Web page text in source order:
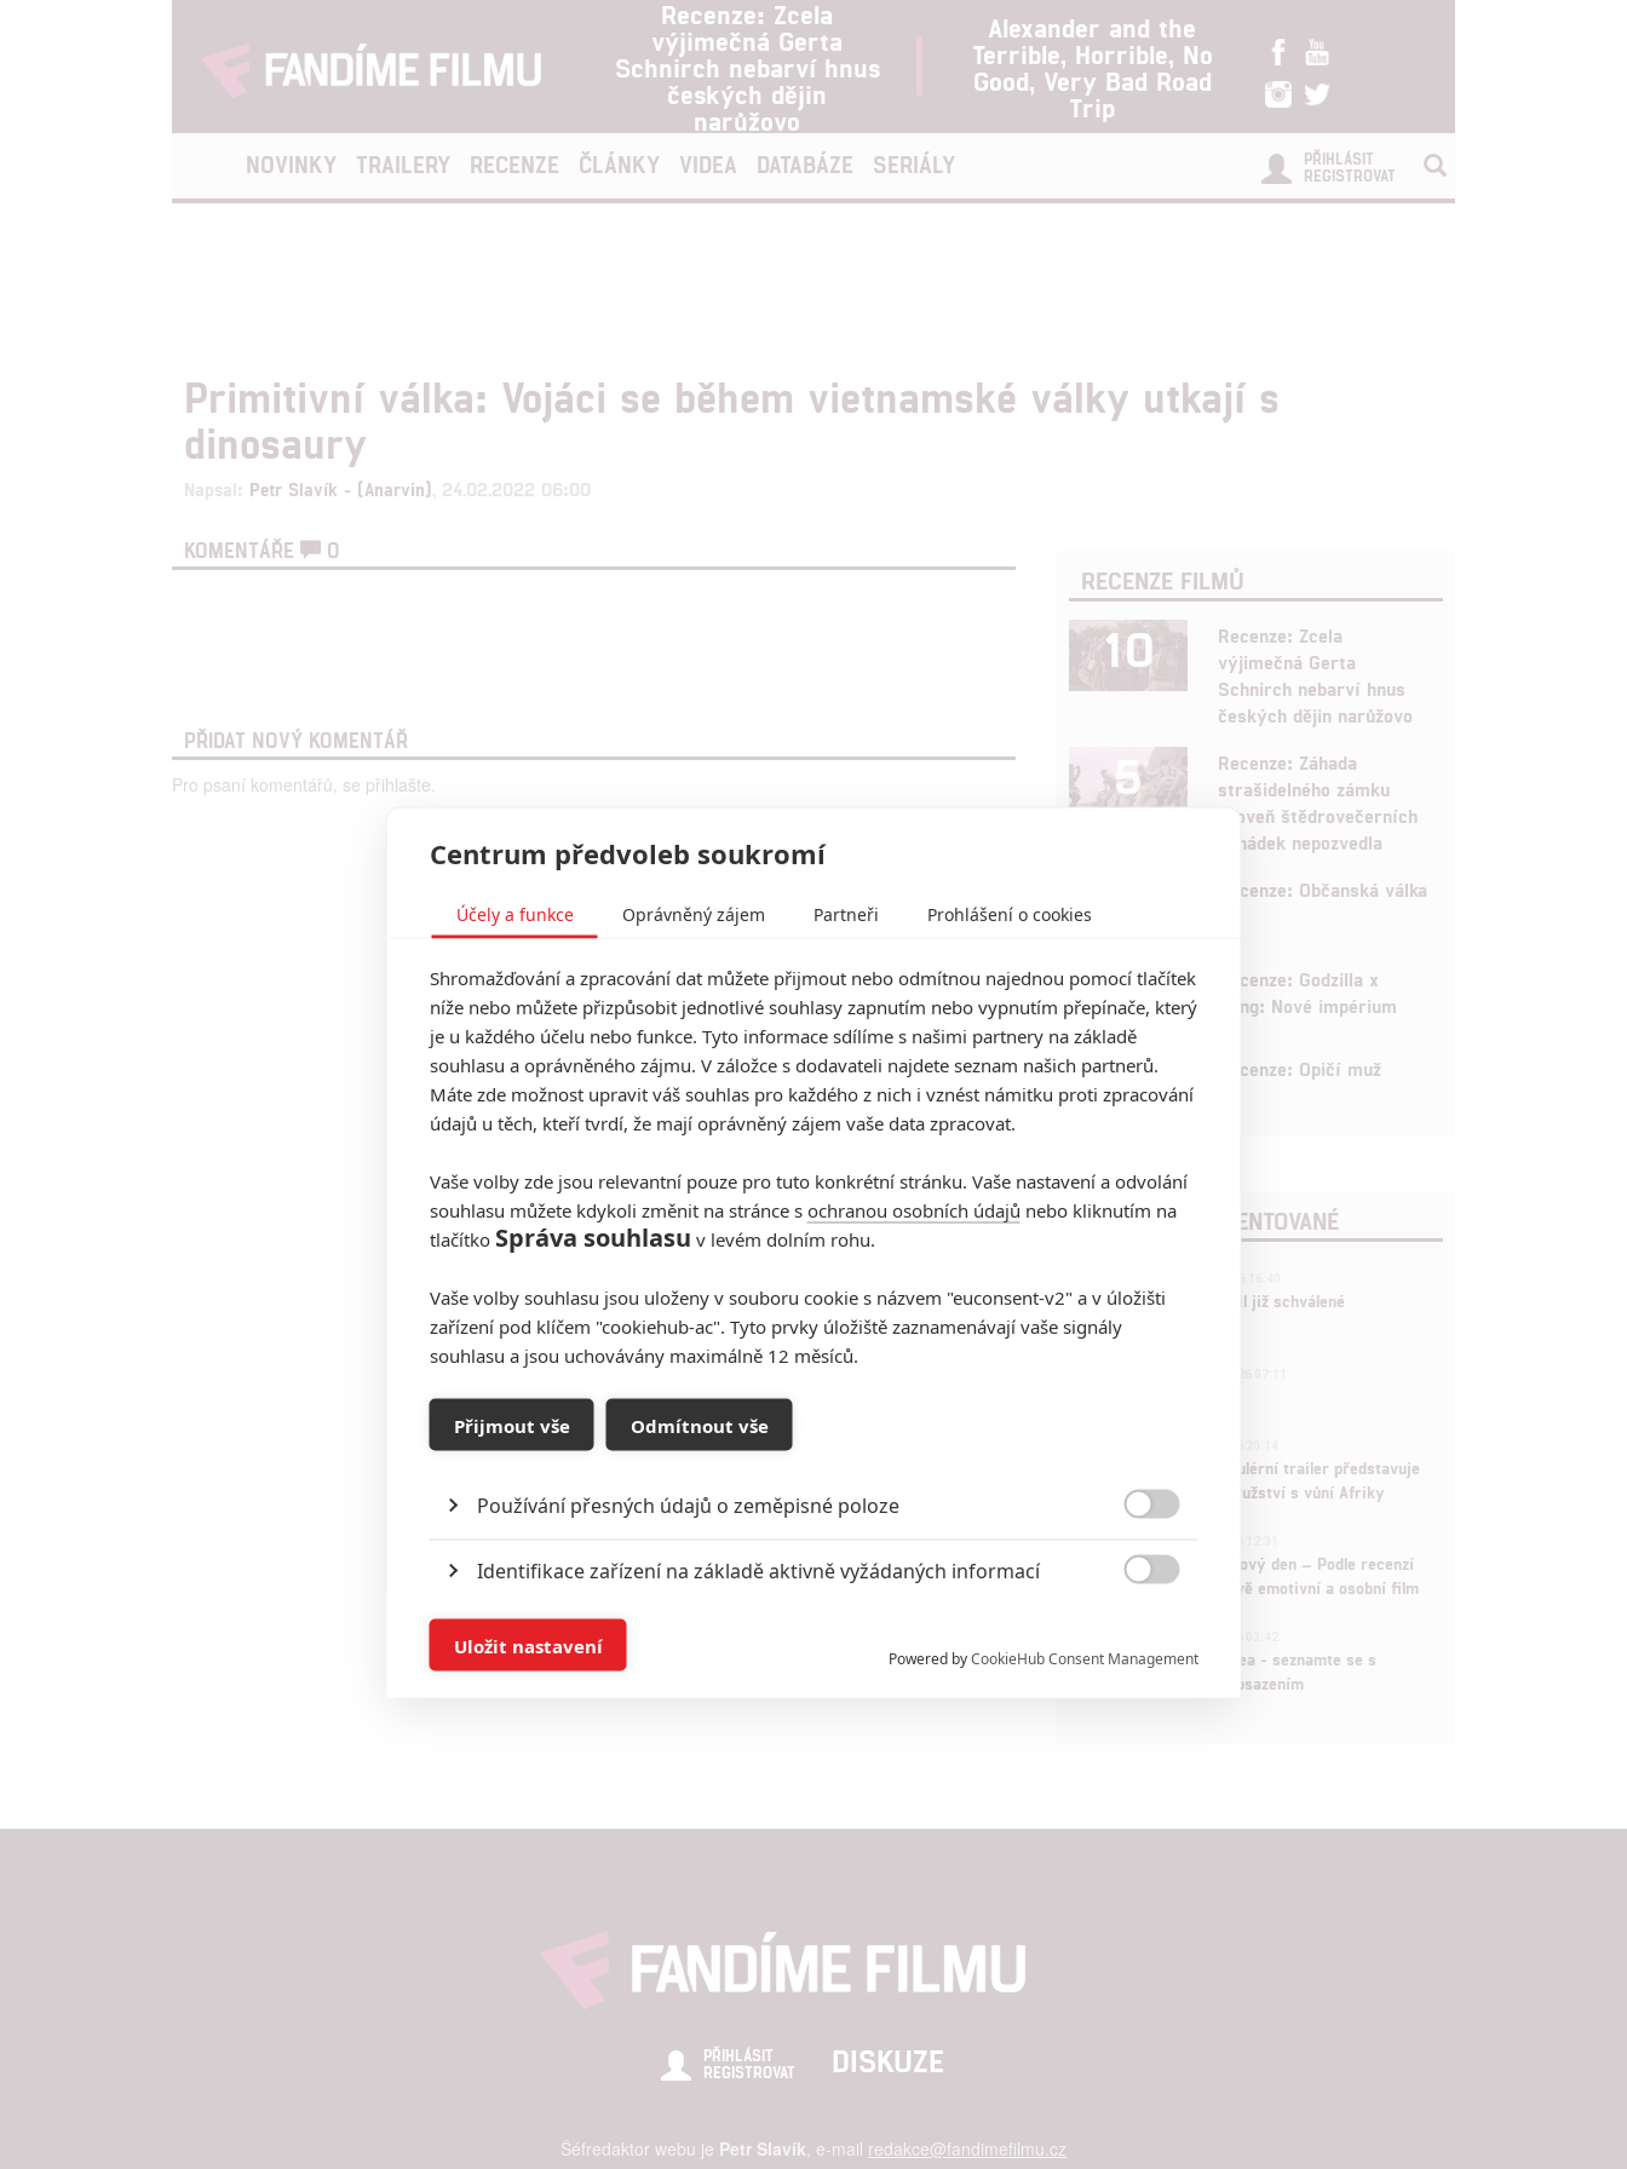
Recenze: Zcela
výjimečná Gerta
Schnirch nebarví hnus
českých dějin
narůžovo
Alexander and the
Terrible, Horrible, No
Good, Very Bad Road
Trip
NOVINKY TRAILERY RECENZE ČLÁNKY VIDEA DATABÁZE SERIÁLY
PŘIHLÁSIT
REGISTROVAT
Primitivní válka: Vojáci se během vietnamské války utkají s
dinosaury
Napsal: Petr Slavík - (Anarvin) , 24.02.2022 06:00
KOMENTÁŘE 0
PŘIDAT NOVÝ KOMENTÁŘ
Pro psaní komentářů, se přihlašte.
RECENZE FILMŮ
10
Recenze: Zcela
výjimečná Gerta
Schnirch nebarví hnus
českých dějin narůžovo
5
Recenze: Záhada
strašidelného zámku
úroveň štědrovečerních
pohádek nepozvedla
Recenze: Občanská válka
6
Recenze: Godzilla x
Kong: Nové impérium
8 Recenze: Opičí muž
POSLEDNÍ KOMENTOVANÉ
Marvel nečekaně zrušil již schválené
pokračování
Děti krve a kostí: Regulérní trailer představuje
akční fantasy dobrodružství s vůní Afriky
Spider-Man: Zbrusu nový den – Podle recenzí
máme čekat překvapivě emotivní a osobní film
Velké preview: Odyssea - seznamte se s
maximálně nabitým obsazením
PŘIHLÁSIT
REGISTROVAT
DISKUZE
Šéfredaktor webu je Petr Slavík , e-mail redakce@fandimefilmu.cz
Centrum předvoleb soukromí
Účely a funkce Oprávněný zájem Partneři Prohlášení o cookies
Shromažďování a zpracování dat můžete přijmout nebo odmítnou najednou pomocí tlačítek
níže nebo můžete přizpůsobit jednotlivé souhlasy zapnutím nebo vypnutím přepínače, který
je u každého účelu nebo funkce. Tyto informace sdílíme s našimi partnery na základě
souhlasu a oprávněného zájmu. V záložce s dodavateli najdete seznam našich partnerů.
Máte zde možnost upravit váš souhlas pro každého z nich i vznést námitku proti zpracování
údajů u těch, kteří tvrdí, že mají oprávněný zájem vaše data zpracovat.
Vaše volby zde jsou relevantní pouze pro tuto konkrétní stránku. Vaše nastavení a odvolání
souhlasu můžete kdykoli změnit na stránce s ochranou osobních údajů nebo kliknutím na
tlačítko Správa souhlasu v levém dolním rohu.
Vaše volby souhlasu jsou uloženy v souboru cookie s názvem "euconsent-v2" a v úložišti
zařízení pod klíčem "cookiehub-ac". Tyto prvky úložiště zaznamenávají vaše signály
souhlasu a jsou uchovávány maximálně 12 měsíců.
Přijmout vše Odmítnout vše
Používání přesných údajů o zeměpisné poloze
Identifikace zařízení na základě aktivně vyžádaných informací
Ukládání a/nebo přístup k informacím v zařízení

Powered byCookieHub Consent Management
Uložit nastavení